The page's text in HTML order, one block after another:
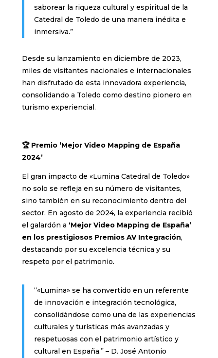
saborear la riqueza cultural y espiritual de la
Catedral de Toledo de una manera inédita e
inmersiva.”
Desde su lanzamiento en diciembre de 2023,
miles de visitantes nacionales e internacionales
han disfrutado de esta innovadora experiencia,
consolidando a Toledo como destino pionero en
turismo experiencial.
🏆 Premio ‘Mejor Video Mapping de España
2024’
El gran impacto de «Lumina Catedral de Toledo»
no solo se refleja en su número de visitantes,
sino también en su reconocimiento dentro del
sector. En agosto de 2024, la experiencia recibió
el galardón a ‘Mejor Video Mapping de España’
en los prestigiosos Premios AV Integración,
destacando por su excelencia técnica y su
respeto por el patrimonio.
“«Lumina» se ha convertido en un referente
de innovación e integración tecnológica,
consolidándose como una de las experiencias
culturales y turísticas más avanzadas y
respetuosas con el patrimonio artístico y
cultural en España.” – D. José Antonio